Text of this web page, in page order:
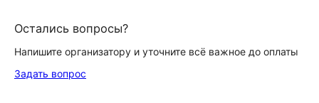
Остались вопросы?
Напишите организатору и уточните всё важное до оплаты
Задать вопрос